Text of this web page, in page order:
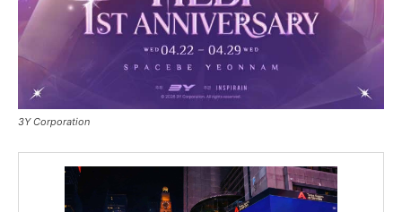
3Y Corporation